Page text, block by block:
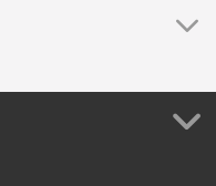
Skytree
de Tokio